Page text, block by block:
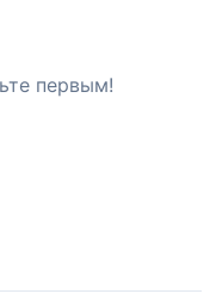
первым!